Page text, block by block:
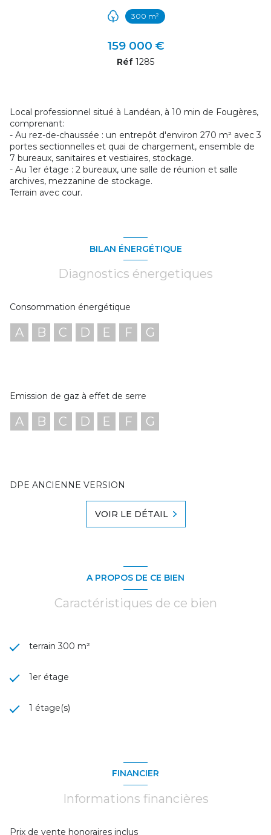
300 m²
159 000 €
Réf 1285
Local professionnel situé à Landéan, à 10 min de Fougères,
comprenant:
- Au rez-de-chaussée : un entrepôt d'environ 270 m² avec 3
portes sectionnelles et quai de chargement, ensemble de
7 bureaux, sanitaires et vestiaires, stockage.
- Au 1er étage : 2 bureaux, une salle de réunion et salle
archives, mezzanine de stockage.
Terrain avec cour.
BILAN ÉNERGÉTIQUE
Diagnostics énergetiques
Consommation énergétique
A B C D E F G
Emission de gaz à effet de serre
A B C D E F G
DPE ANCIENNE VERSION
VOIR LE DÉTAIL
A PROPOS DE CE BIEN
Caractéristiques de ce bien
terrain 300 m²
1er étage
1 étage(s)
FINANCIER
Informations financières
Prix de vente honoraires inclus